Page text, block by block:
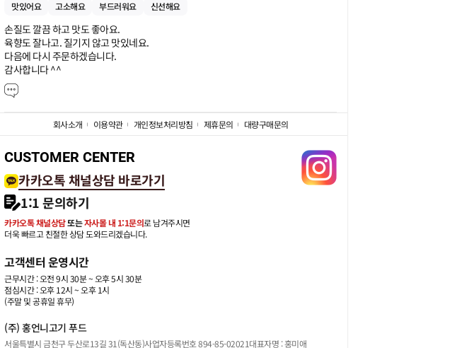
맛있어요
고소해요 부드러워요 신선해요
손질도 깔끔 하고 맛도 좋아요.
육향도 잘나고. 질기지 않고 맛있네요.
다음에 다시 주문하겠습니다.
감사합니다 ^^
회사소개 이용약관 개인정보처리방침 제휴문의 대량구매문의
CUSTOMER CENTER
카카오톡 채널상담 바로가기
1:1 문의하기
카카오톡 채널상담또는자사몰 내 1:1문의로 남겨주시면
더욱 빠르고 친절한 상담 도와드리겠습니다.
고객센터 운영시간
근무시간 : 오전 9시 30분 ~ 오후 5시 30분
점심시간 : 오후 12시 ~ 오후 1시
(주말 및 공휴일 휴무)
(주) 홍언니고기 푸드
서울특별시 금천구 두산로13길 31(독산동)사업자등록번호 894-85-02021대표자명 : 홍미애